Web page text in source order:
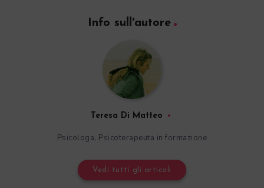
Info sull'autore
Teresa Di Matteo
Psicologa, Psicoterapeuta in formazione
Vedi tutti gli articoli